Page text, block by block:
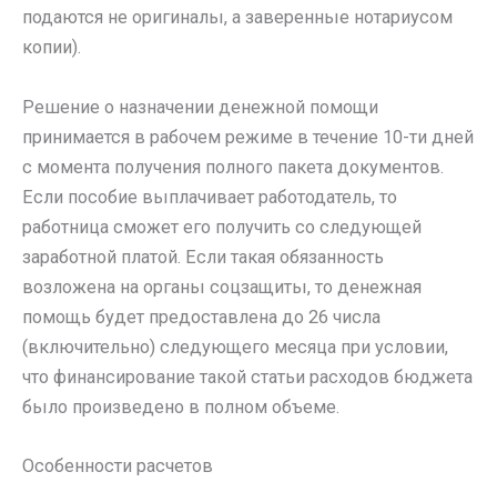
подаются не оригиналы, а заверенные нотариусом
копии).
Решение о назначении денежной помощи
принимается в рабочем режиме в течение 10-ти дней
с момента получения полного пакета документов.
Если пособие выплачивает работодатель, то
работница сможет его получить со следующей
заработной платой. Если такая обязанность
возложена на органы соцзащиты, то денежная
помощь будет предоставлена до 26 числа
(включительно) следующего месяца при условии,
что финансирование такой статьи расходов бюджета
было произведено в полном объеме.
Особенности расчетов